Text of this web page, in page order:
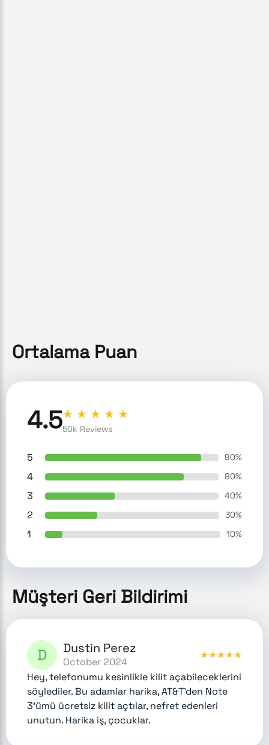
Ortalama Puan
4.5★ ★ ★ ★ ★
50k Reviews
5 90%
4 80%
3 40%
2 30%
1 10%
Müşteri Geri Bildirimi
D Dustin Perez
October 2024
★★★★★
Hey, telefonumu kesinlikle kilit açabileceklerini
söylediler. Bu adamlar harika, AT&T'den Note
3'ümü ücretsiz kilit açtılar, nefret edenleri
unutun. Harika iş, çocuklar.